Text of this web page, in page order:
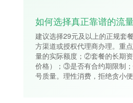
如何选择真正靠谱的流
建议选择29元及以上的正规套
方渠道或授权代理商办理。重
量的实际额度；②套餐的长期
价格）；③是否有合约期限制
号质量。理性消费，拒绝贪小便